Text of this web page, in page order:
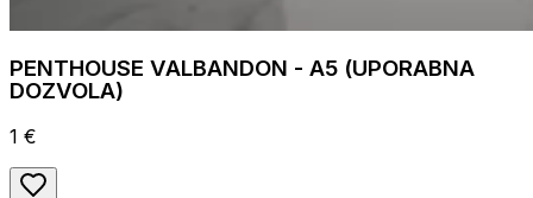
PENTHOUSE VALBANDON - A5 (UPORABNA
DOZVOLA)
1 €